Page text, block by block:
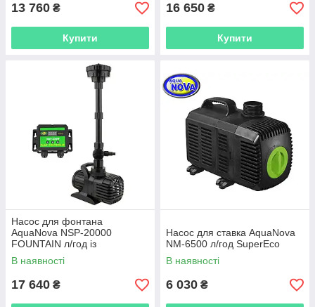
13 760 ₴
Купити
16 650 ₴
Купити
Насос для фонтана
AquaNova NSP-20000
FOUNTAIN л/год із
регулятором потоку.
В наявності
17 640 ₴
Насос для ставка AquaNova
NM-6500 л/год SuperEco
В наявності
6 030 ₴